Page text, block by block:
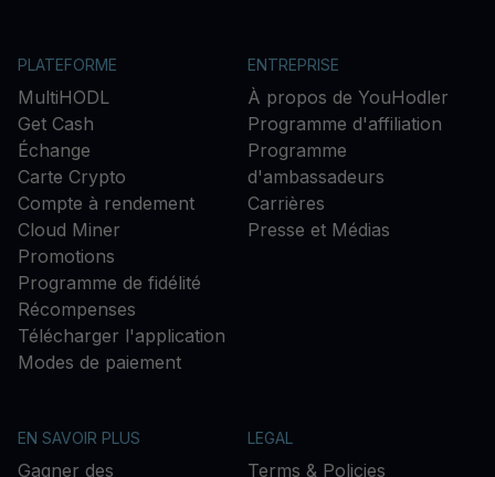
PLATEFORME
MultiHODL
Get Cash
Échange
Carte Crypto
Compte à rendement
Cloud Miner
Promotions
Programme de fidélité
Récompenses
Télécharger l'application
Modes de paiement
ENTREPRISE
À propos de YouHodler
Programme d'affiliation
Programme
d'ambassadeurs
Carrières
Presse et Médias
EN SAVOIR PLUS
Gagner des
LEGAL
Terms & Policies